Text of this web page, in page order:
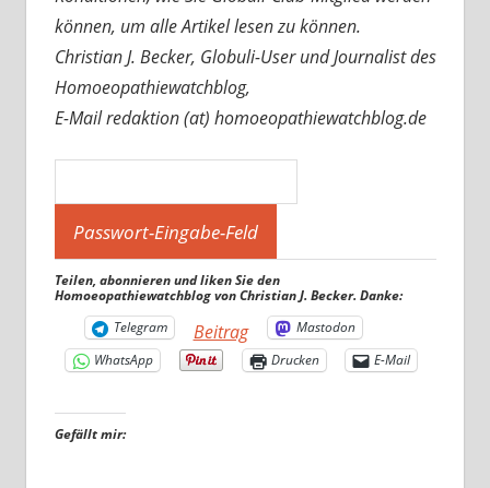
können, um alle Artikel lesen zu können.
Christian J. Becker, Globuli-User und Journalist des
Homoeopathiewatchblog,
E-Mail redaktion (at) homoeopathiewatchblog.de
Teilen, abonnieren und liken Sie den
Homoeopathiewatchblog von Christian J. Becker. Danke:
Telegram
Beitrag
Mastodon
WhatsApp
Drucken E-Mail
Gefällt mir: